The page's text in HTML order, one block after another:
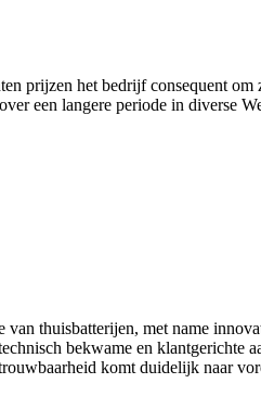
prijzen het bedrijf consequent om
een langere periode in diverse
thuisbatterijen, met name
bekwame en klantgerichte
komt duidelijk naar